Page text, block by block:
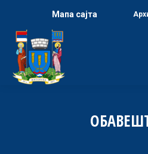
Мапа сајта